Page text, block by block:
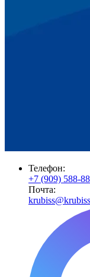
Телефон:
+7 (909) 588-
Почта: